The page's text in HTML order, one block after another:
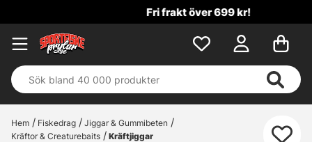
Fri frakt över 699 kr!
Hem Fiskedrag
Jiggar & Gummibeten
Kräftor & Creaturebaits
Kräftjiggar